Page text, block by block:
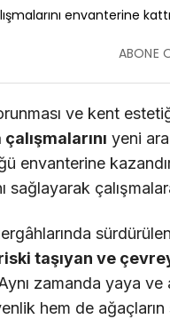
ABONE
ve kent
yeni
envanterine
riski taşıyan ve
zamanda yaya ve
hem de ağaçların